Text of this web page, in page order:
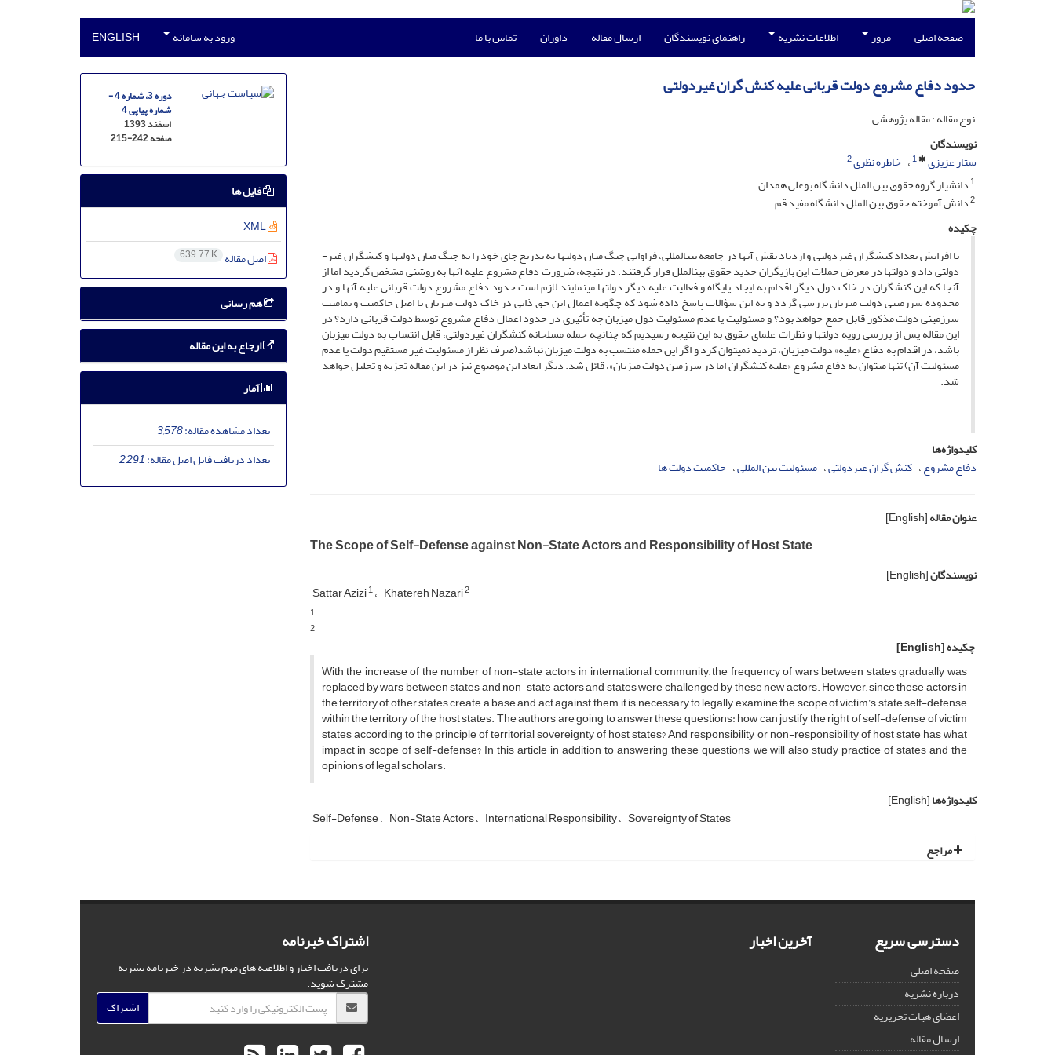
صفحه اصلی مرور اطلاعات نشریه راهنمای نویسندگان ارسال مقاله داوران تماس با ما ورود به سامانه ENGLISH
حدود دفاع مشروع دولت قربانی علیه کنش گران غیردولتی
نوع مقاله : مقاله پژوهشی
نویسندگان
ستار عزیزی
1 خاطره نظری2
1دانشیار گروه حقوق بین الملل دانشگاه بوعلی همدان
2دانش آموخته حقوق بین الملل دانشگاه مفید قم
چکیده
با افزایش تعداد کنش­گران غیردولتی و ازدیاد نقش آن­ها در جامعه بین­المللی، فراوانی جنگ میان دولت­ها به تدریج جای خود را به جنگ میان دولت­ها و کنش­گران غیر­
دولتی داد و دولت­ها در معرض حملات این بازیگران جدید حقوق بین­الملل قرار گرفتند. در نتیجه، ضرورت دفاع مشروع علیه آن­ها به روشنی مشخص گردید اما از
آن­جا که این کنش­گران در خاک دول دیگر اقدام به ایجاد پایگاه و فعالیت علیه دیگر دولت­ها می­نمایند لازم است حدود دفاع مشروع دولت قربانی علیه آن­ها و در
محدوده سرزمینی دولت میزبان بررسی گردد و به این سؤالات پاسخ داده شود که چگونه اعمال این حق ذاتی در خاک دولت میزبان با اصل حاکمیت و تمامیت
سرزمینی دولت مذکور قابل جمع خواهد بود؟ و مسئولیت یا عدم مسئولیت دول میزبان چه تأثیری در حدود اعمال دفاع مشروع توسط دولت قربانی دارد؟ در
این مقاله پس از بررسی رویه دولت­ها و نظرات علمای حقوق به این نتیجه رسیدیم که چنان­چه حمله مسلحانه کنش­گران غیردولتی، قابل انتساب به دولت میزبان
باشد، در اقدام به دفاع «علیه» دولت میزبان، تردید نمی­توان کرد و اگر این حمله منتسب به دولت میزبان نباشد(صرف نظر از مسئولیت غیر مستقیم دولت یا عدم
مسئولیت آن) تنها می­توان به دفاع مشروع «علیه کنش­گران اما در سرزمین دولت میزبان»، قائل شد. دیگر ابعاد این موضوع نیز در این مقاله تجزیه و تحلیل خواهد
شد.
کلیدواژه‌ها
دفاع مشروع کنش گران غیردولتی مسئولیت بین المللی حاکمیت دولت ها
عنوان مقاله[English]
The Scope of Self-Defense against Non-State Actors and Responsibility of Host State
نویسندگان[English]
Sattar Azizi1 Khatereh Nazari2
1
2
چکیده[English]
With the increase of the number of non-state actors in international community, the frequency of wars between states gradually was
replaced by wars between states and non-state actors and states were challenged by these new actors. However, since these actors in
the territory of other states create a base and act against them, it is necessary to legally examine the scope of victim’s state self-defense
within the territory of the host states. The authors are going to answer these questions: how can justify the right of self-defense of victim
states according to the principle of territorial sovereignty of host states? And responsibility or non-responsibility of host state has what
impact in scope of self-defense? In this article in addition to answering these questions, we will also study practice of states and the
opinions of legal scholars.
کلیدواژه‌ها[English]
Self-Defense Non-State Actors International Responsibility Sovereignty of States
مراجع
دوره 3، شماره 4 -
شماره پیاپی 4
اسفند 1393
صفحه215-242
فایل ها
XML
اصل مقاله 639.77 K
هم رسانی
ارجاع به این مقاله
آمار
تعداد مشاهده مقاله:3,578
تعداد دریافت فایل اصل مقاله:2,291
دسترسی سریع
صفحه اصلی
درباره نشریه
اعضای هیات تحریریه
ارسال مقاله
آخرین اخبار اشتراک خبرنامه
برای دریافت اخبار و اطلاعیه های مهم نشریه در خبرنامه نشریه
مشترک شوید.
اشتراک